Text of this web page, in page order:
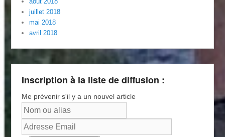
juillet 2018
mai 2018
avril 2018
Inscription à la liste de diffusion :
Me prévenir s'il y a un nouvel article